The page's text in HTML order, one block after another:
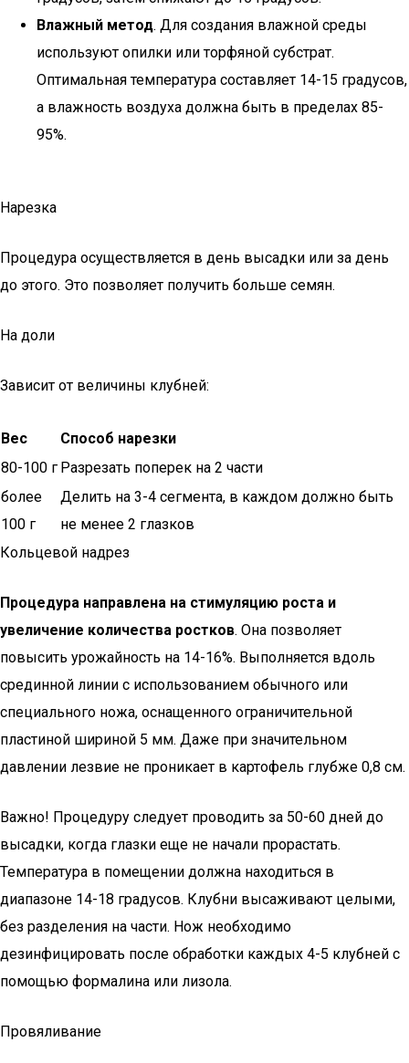
Влажный метод. Для создания влажной среды
используют опилки или торфяной субстрат.
Оптимальная температура составляет 14-15 градусов,
а влажность воздуха должна быть в пределах 85-
95%.
Нарезка
Процедура осуществляется в день высадки или за день
до этого. Это позволяет получить больше семян.
На доли
Зависит от величины клубней:
Вес
Способ нарезки
80-100 г Разрезать поперек на 2 части
более
100 г
Делить на 3-4 сегмента, в каждом должно быть
не менее 2 глазков
Кольцевой надрез
Процедура направлена на стимуляцию роста и
увеличение количества ростков. Она позволяет
повысить урожайность на 14-16%. Выполняется вдоль
срединной линии с использованием обычного или
специального ножа, оснащенного ограничительной
пластиной шириной 5 мм. Даже при значительном
давлении лезвие не проникает в картофель глубже 0,8 см.
Важно! Процедуру следует проводить за 50-60 дней до
высадки, когда глазки еще не начали прорастать.
Температура в помещении должна находиться в
диапазоне 14-18 градусов. Клубни высаживают целыми,
без разделения на части. Нож необходимо
дезинфицировать после обработки каждых 4-5 клубней с
помощью формалина или лизола.
Провяливание